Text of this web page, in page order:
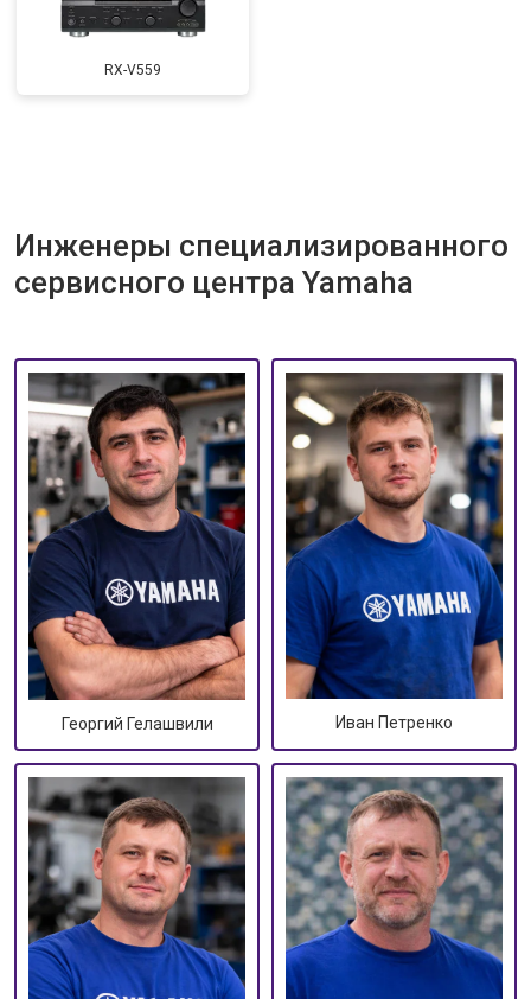
RX-V559
Инженеры специализированного
сервисного центра Yamaha
Георгий Гелашвили Иван Петренко